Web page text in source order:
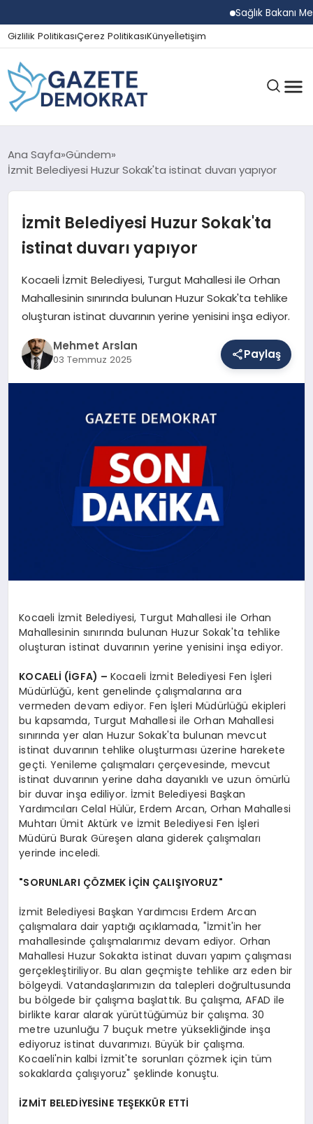
Sağlık Bakanı
Gizlilik PolitikasıÇerez PolitikasıKünyeİletişim
GÜNDEM
SPOR
SAĞLIK
Ana Sayfa Gündem
İzmit Belediyesi Huzur Sokak'ta istinat duvarı yapıyor
İzmit Belediyesi Huzur Sokak'ta
istinat duvarı yapıyor
Kocaeli İzmit Belediyesi, Turgut Mahallesi ile Orhan
Mahallesinin sınırında bulunan Huzur Sokak'ta tehlike
oluşturan istinat duvarının yerine yenisini inşa ediyor.
Mehmet Arslan
03 Temmuz 2025 Paylaş
Kocaeli İzmit Belediyesi, Turgut Mahallesi ile Orhan
Mahallesinin sınırında bulunan Huzur Sokak'ta tehlike
oluşturan istinat duvarının yerine yenisini inşa ediyor.
KOCAELİ (İGFA) –Kocaeli İzmit Belediyesi Fen İşleri
Müdürlüğü, kent genelinde çalışmalarına ara
vermeden devam ediyor. Fen İşleri Müdürlüğü ekipleri
bu kapsamda, Turgut Mahallesi ile Orhan Mahallesi
sınırında yer alan Huzur Sokak'ta bulunan mevcut
istinat duvarının tehlike oluşturması üzerine harekete
geçti. Yenileme çalışmaları çerçevesinde, mevcut
istinat duvarının yerine daha dayanıklı ve uzun ömürlü
bir duvar inşa ediliyor. İzmit Belediyesi Başkan
Yardımcıları Celal Hülür, Erdem Arcan, Orhan Mahallesi
Muhtarı Ümit Aktürk ve İzmit Belediyesi Fen İşleri
Müdürü Burak Güreşen alana giderek çalışmaları
yerinde inceledi.
"SORUNLARI ÇÖZMEK İÇİN ÇALIŞIYORUZ"
İzmit Belediyesi Başkan Yardımcısı Erdem Arcan
çalışmalara dair yaptığı açıklamada, "İzmit'in her
mahallesinde çalışmalarımız devam ediyor. Orhan
Mahallesi Huzur Sokakta istinat duvarı yapım çalışması
gerçekleştiriliyor. Bu alan geçmişte tehlike arz eden bir
bölgeydi. Vatandaşlarımızın da talepleri doğrultusunda
bu bölgede bir çalışma başlattık. Bu çalışma, AFAD ile
birlikte karar alarak yürüttüğümüz bir çalışma. 30
metre uzunluğu 7 buçuk metre yüksekliğinde inşa
ediyoruz istinat duvarımızı. Büyük bir çalışma.
Kocaeli'nin kalbi İzmit'te sorunları çözmek için tüm
sokaklarda çalışıyoruz" şeklinde konuştu.
İZMİT BELEDİYESİNE TEŞEKKÜR ETTİ